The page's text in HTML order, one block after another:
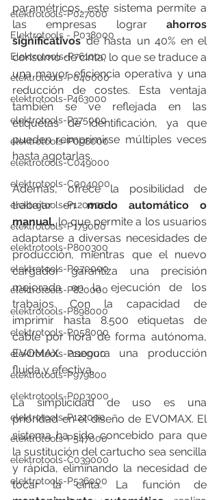
elektrotools-P027000
Elektrotools - P038000
Elektrotools-P761000
elektrotools-P040000
elektrotools-P463000
elektrotools-P375000
elektrotools-P098000
elektrotools-C049000
elektrotools-C004000
elektrotools-P120000
elektrotools-P179000
elektrotools-P800300
elektrotools-P070000
elektrotools-P820000
elektrotools-P898000
elektrotools-P058000
elektrotools-P110000
elektrotools-P979800
elektrotools-P003000
elektrotools-P122000
elektrotools-P547000
elektrotools-C039000
elektrotools-P536000
paramétricos, este sistema permite a
las empresas lograr ahorros
significativos de hasta un 40% en el
consumo de cinta, lo que se traduce a
una mayor eficiencia operativa y una
reducción de costes. Esta ventaja
también se ve reflejada en las
etiquetas de identificación, ya que
pueden reimprimirse múltiples veces
hasta agotarlas.
Además, ofrece la posibilidad de
trabajar en modo automático o
manual, lo que permite a los usuarios
adaptarse a diversas necesidades de
producción, mientras que el nuevo
cargador garantiza una precisión
mejorada en la ejecución de los
trabajos. Con la capacidad de
imprimir hasta 8.500 etiquetas de
cable por hora de forma autónoma,
EVOMAX asegura una producción
fluida y efectiva.
La
simplicidad de uso es una
prioridad en el diseño de EVOMAX. El
sistema ha sido concebido para que
la sustitución del cartucho sea sencilla
y rápida, eliminando la necesidad de